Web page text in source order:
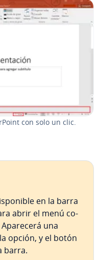
con solo un clic.
en la barra
abrir el menú co­
una
opción, y el botón
barra.